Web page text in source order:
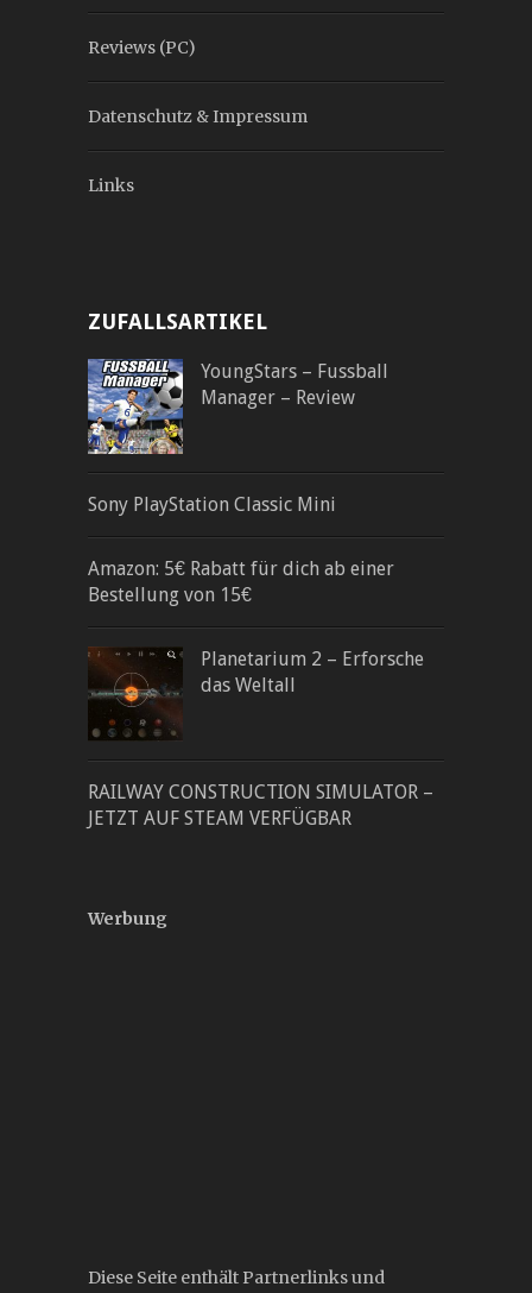
Reviews (PC)
Datenschutz & Impressum
Links
ZUFALLSARTIKEL
YoungStars – Fussball
Manager – Review
Sony PlayStation Classic Mini
Amazon: 5€ Rabatt für dich ab einer
Bestellung von 15€
Planetarium 2 – Erforsche
das Weltall
RAILWAY CONSTRUCTION SIMULATOR –
JETZT AUF STEAM VERFÜGBAR
Werbung
Diese Seite enthält Partnerlinks und